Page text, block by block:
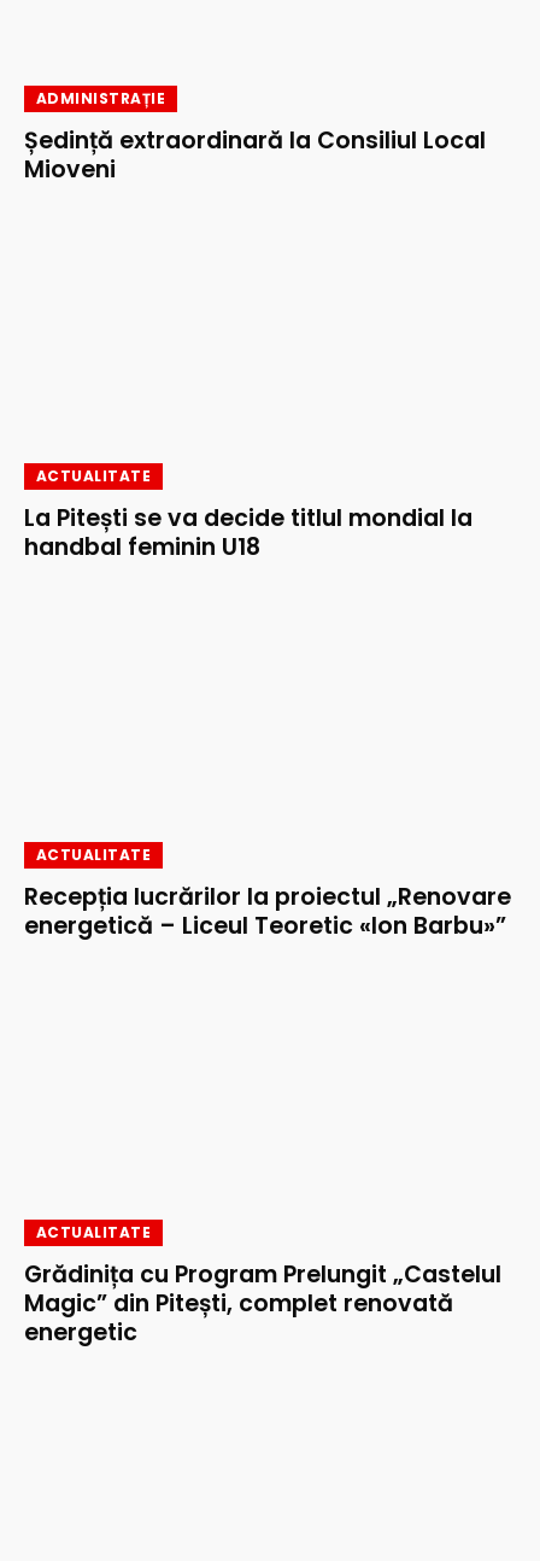
ADMINISTRAȚIE
Ședință extraordinară la Consiliul Local
Mioveni
ACTUALITATE
La Pitești se va decide titlul mondial la
handbal feminin U18
ACTUALITATE
Recepția lucrărilor la proiectul „Renovare
energetică – Liceul Teoretic «Ion Barbu»”
ACTUALITATE
Grădinița cu Program Prelungit „Castelul
Magic” din Pitești, complet renovată
energetic